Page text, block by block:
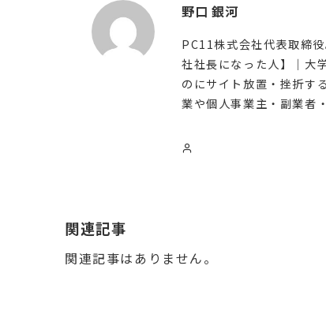
野口 銀河
PC11株式会社代表取締
社社長になった人】｜大
のにサイト放置・挫折す
業や個人事業主・副業者
関連記事
関連記事はありません。